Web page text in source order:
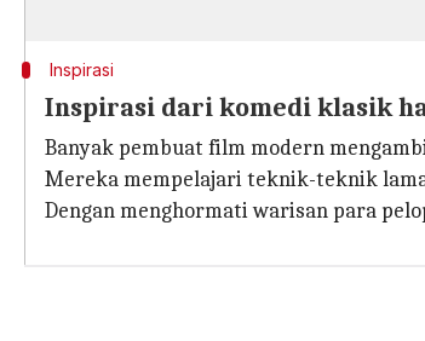
Inspirasi
Inspirasi dari komedi klasik
Banyak pembuat film modern
Mereka mempelajari teknik-teknik
Dengan menghormati warisan para